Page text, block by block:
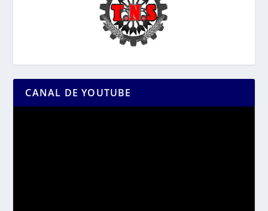
CANAL DE YOUTUBE